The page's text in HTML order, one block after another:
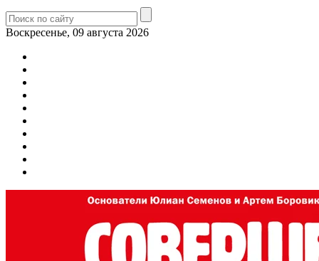
Воскресенье, 09 августа 2026